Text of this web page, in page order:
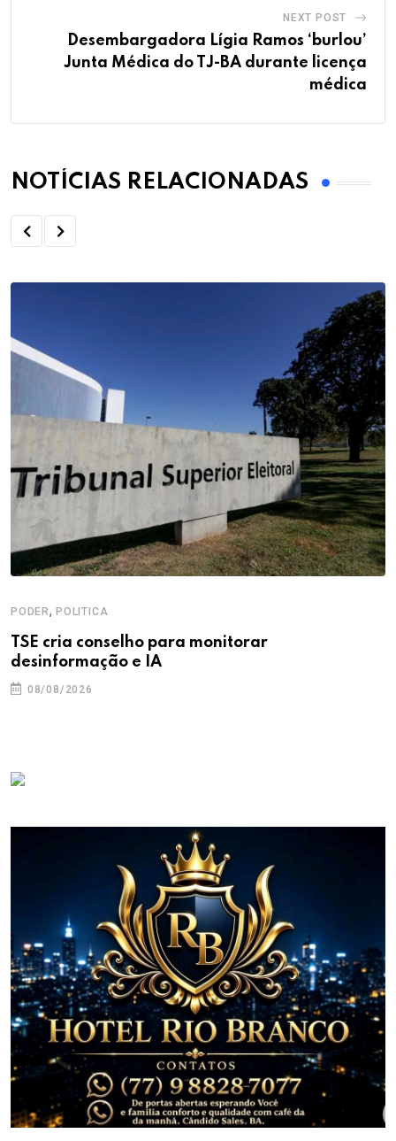
NEXT POST
Desembargadora Lígia Ramos ‘burlou’
Junta Médica do TJ-BA durante licença
médica
NOTÍCIAS RELACIONADAS
PODER, POLITICA
TSE cria conselho para monitorar
desinformação e IA
08/08/2026